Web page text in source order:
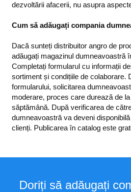
dezvoltării afacerii, nu asupra
Cum să adăugați compania
Dacă sunteți distribuitor angro de
adăugați magazinul dumneavoastră
Completați formularul cu informații
sortiment și condițiile de colaborare.
formularului, solicitarea
moderare, proces care durează de
săptămână. După verificarea de
dumneavoastră va deveni
clienți. Publicarea în catalog este
Doriți să adăugați